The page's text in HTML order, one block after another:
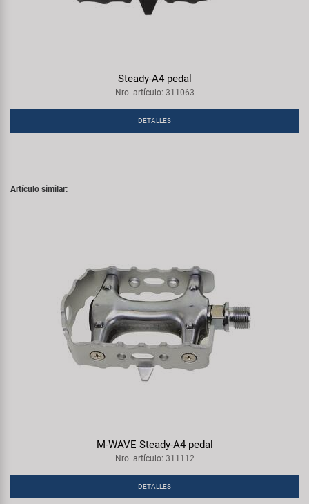
Steady-A4 pedal
Nro. artículo: 311063
DETALLES
Artículo similar:
M-WAVE Steady-A4 pedal
Nro. artículo: 311112
DETALLES